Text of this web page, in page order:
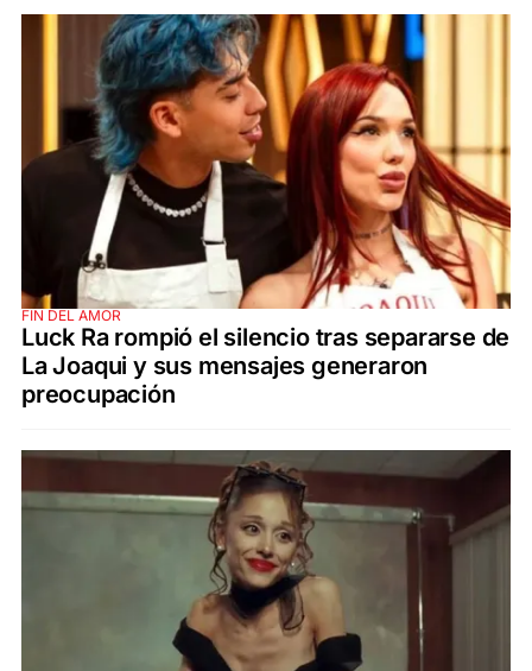
FIN DEL AMOR
Luck Ra rompió el silencio tras separarse de
La Joaqui y sus mensajes generaron
preocupación